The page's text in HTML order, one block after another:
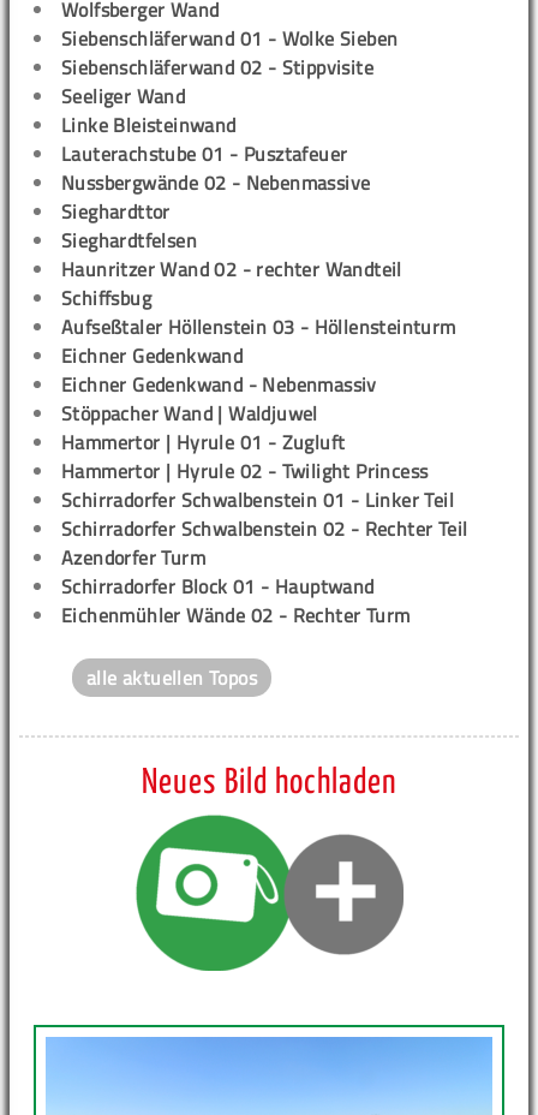
Wolfsberger Wand
Siebenschläferwand 01 - Wolke Sieben
Siebenschläferwand 02 - Stippvisite
Seeliger Wand
Linke Bleisteinwand
Lauterachstube 01 - Pusztafeuer
Nussbergwände 02 - Nebenmassive
Sieghardttor
Sieghardtfelsen
Haunritzer Wand 02 - rechter Wandteil
Schiffsbug
Aufseßtaler Höllenstein 03 - Höllensteinturm
Eichner Gedenkwand
Eichner Gedenkwand - Nebenmassiv
Stöppacher Wand | Waldjuwel
Hammertor | Hyrule 01 - Zugluft
Hammertor | Hyrule 02 - Twilight Princess
Schirradorfer Schwalbenstein 01 - Linker Teil
Schirradorfer Schwalbenstein 02 - Rechter Teil
Azendorfer Turm
Schirradorfer Block 01 - Hauptwand
Eichenmühler Wände 02 - Rechter Turm
alle aktuellen Topos
Neues Bild hochladen